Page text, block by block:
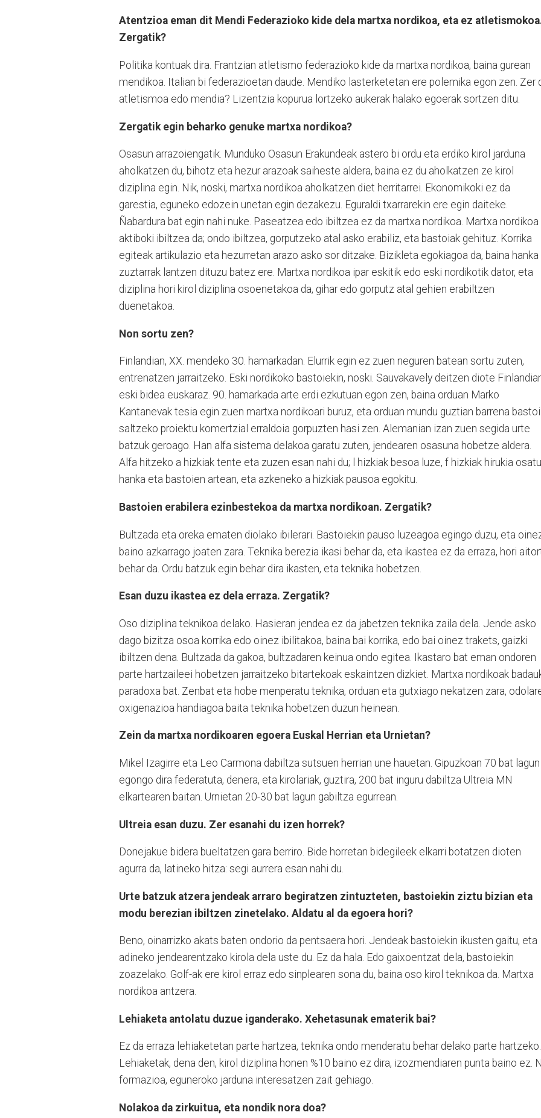
Atentzioa eman dit Mendi Federazioko kide dela martxa nordikoa, eta ez
Zergatik?
Politika kontuak dira. Frantzian atletismo federazioko kide da martxa nordikoa, baina gurean
mendikoa. Italian bi federazioetan daude. Mendiko lasterketetan ere polemika egon zen. Zer
atletismoa edo mendia? Lizentzia kopurua lortzeko aukerak halako egoerak sortzen ditu.
Zergatik egin beharko genuke martxa nordikoa?
Osasun arrazoiengatik. Munduko Osasun Erakundeak astero bi ordu eta erdiko kirol jarduna
aholkatzen du, bihotz eta hezur arazoak saiheste aldera, baina ez du aholkatzen ze kirol
diziplina egin. Nik, noski, martxa nordikoa aholkatzen diet herritarrei. Ekonomikoki ez da
garestia, eguneko edozein unetan egin dezakezu. Eguraldi txarrarekin ere egin daiteke.
Ñabardura bat egin nahi nuke. Paseatzea edo ibiltzea ez da martxa nordikoa. Martxa nordikoa
aktiboki ibiltzea da; ondo ibiltzea, gorputzeko atal asko erabiliz, eta bastoiak gehituz. Korrika
egiteak artikulazio eta hezurretan arazo asko sor ditzake. Bizikleta egokiagoa da, baina hanka
zuztarrak lantzen dituzu batez ere. Martxa nordikoa ipar eskitik edo eski nordikotik dator, eta
diziplina hori kirol diziplina osoenetakoa da, gihar edo gorputz atal gehien erabiltzen
duenetakoa.
Non sortu zen?
Finlandian, XX. mendeko 30. hamarkadan. Elurrik egin ez zuen neguren batean sortu zuten,
entrenatzen jarraitzeko. Eski nordikoko bastoiekin, noski. Sauvakavely deitzen diote
eski bidea euskaraz. 90. hamarkada arte erdi ezkutuan egon zen, baina orduan Marko
Kantanevak tesia egin zuen martxa nordikoari buruz, eta orduan mundu guztian barrena
saltzeko proiektu komertzial erraldoia gorpuzten hasi zen. Alemanian izan zuen segida urte
batzuk geroago. Han alfa sistema delakoa garatu zuten, jendearen osasuna hobetze aldera.
Alfa hitzeko a hizkiak tente eta zuzen esan nahi du; l hizkiak besoa luze, f hizkiak hirukia osatu
hanka eta bastoien artean, eta azkeneko a hizkiak pausoa egokitu.
Bastoien erabilera ezinbestekoa da martxa nordikoan. Zergatik?
Bultzada eta oreka ematen diolako ibilerari. Bastoiekin pauso luzeagoa egingo duzu, eta
baino azkarrago joaten zara. Teknika berezia ikasi behar da, eta ikastea ez da erraza, hori
behar da. Ordu batzuk egin behar dira ikasten, eta teknika hobetzen.
Esan duzu ikastea ez dela erraza. Zergatik?
Oso diziplina teknikoa delako. Hasieran jendea ez da jabetzen teknika zaila dela. Jende asko
dago bizitza osoa korrika edo oinez ibilitakoa, baina bai korrika, edo bai oinez trakets, gaizki
ibiltzen dena. Bultzada da gakoa, bultzadaren keinua ondo egitea. Ikastaro bat eman ondoren
parte hartzaileei hobetzen jarraitzeko bitartekoak eskaintzen dizkiet. Martxa nordikoak
paradoxa bat. Zenbat eta hobe menperatu teknika, orduan eta gutxiago nekatzen zara,
oxigenazioa handiagoa baita teknika hobetzen duzun heinean.
Zein da martxa nordikoaren egoera Euskal Herrian eta Urnietan?
Mikel Izagirre eta Leo Carmona dabiltza sutsuen herrian une hauetan. Gipuzkoan 70 bat lagun
egongo dira federatuta, denera, eta kirolariak, guztira, 200 bat inguru dabiltza Ultreia MN
elkartearen baitan. Urnietan 20-30 bat lagun gabiltza egurrean.
Ultreia esan duzu. Zer esanahi du izen horrek?
Donejakue bidera bueltatzen gara berriro. Bide horretan bidegileek elkarri botatzen dioten
agurra da, latineko hitza: segi aurrera esan nahi du.
Urte batzuk atzera jendeak arraro begiratzen zintuzteten, bastoiekin ziztu bizian eta
modu berezian ibiltzen zinetelako. Aldatu al da egoera hori?
Beno, oinarrizko akats baten ondorio da pentsaera hori. Jendeak bastoiekin ikusten gaitu, eta
adineko jendearentzako kirola dela uste du. Ez da hala. Edo gaixoentzat dela, bastoiekin
zoazelako. Golf-ak ere kirol erraz edo sinplearen sona du, baina oso kirol teknikoa da. Martxa
nordikoa antzera.
Lehiaketa antolatu duzue iganderako. Xehetasunak ematerik bai?
Ez da erraza lehiaketetan parte hartzea, teknika ondo menderatu behar delako parte hartzeko.
Lehiaketak, dena den, kirol diziplina honen %10 baino ez dira, izozmendiaren punta baino ez.
formazioa, eguneroko jarduna interesatzen zait gehiago.
Nolakoa da zirkuitua, eta nondik nora doa?